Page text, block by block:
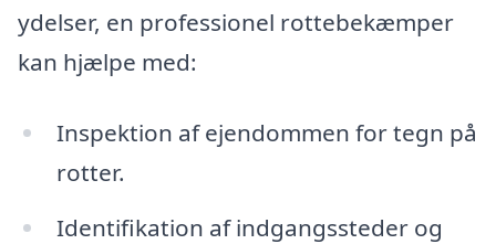
ydelser, en professionel rottebekæmper
kan hjælpe med:
Inspektion af ejendommen for tegn på
rotter.
Identifikation af indgangssteder og